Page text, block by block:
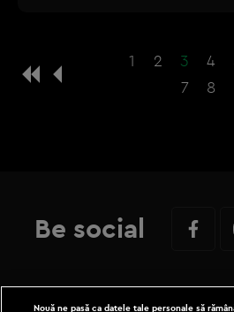
1 2 3 4
7
8
Be social
Nouă ne pasă ca datele tale personale să